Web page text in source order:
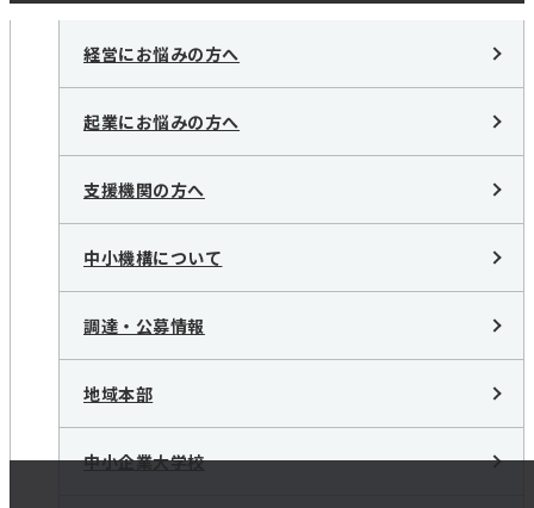
経営にお悩みの方へ
起業にお悩みの方へ
支援機関の方へ
中小機構について
調達・公募情報
地域本部
中小企業大学校